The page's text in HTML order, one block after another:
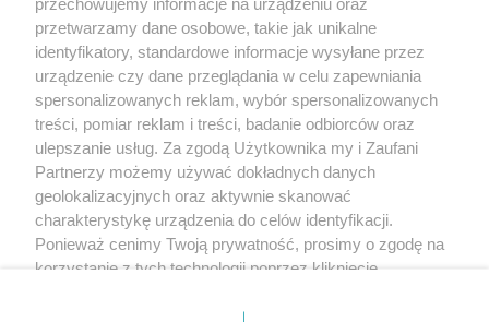
eksploatacji w jakiejkolwiek formie, włącznie z umieszczaniem w Internecie
bez pisemnej zgody właściciela praw. Jakiekolwiek użycie lub
wykorzystanie utworów w całości lub w części z naruszeniem prawa, tzn.
bez właściwej zgody, jest zabronione pod groźbą kary i może być ścigane
prawnie.
O nas
przetwarzamy dane osobowe, takie jak unikalne
identyfikatory, standardowe informacje wysyłane przez
urządzenie czy dane przeglądania w celu zapewniania
spersonalizowanych reklam, wybór spersonalizowanych
treści, pomiar reklam i treści, badanie odbiorców oraz
ulepszanie usług. Za zgodą Użytkownika my i Zaufani
Partnerzy możemy używać dokładnych danych
geolokalizacyjnych oraz aktywnie skanować
charakterystykę urządzenia do celów identyfikacji.
Ponieważ cenimy Twoją prywatność, prosimy o zgodę na
korzystanie z tych technologii poprzez kliknięcie
zmienić/wycofać klikając przycisk ustawień prywatności